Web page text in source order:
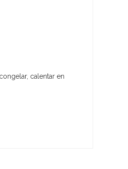
calentar en